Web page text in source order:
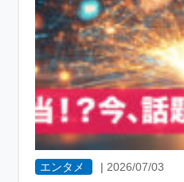
エンタメ |2026/07/03